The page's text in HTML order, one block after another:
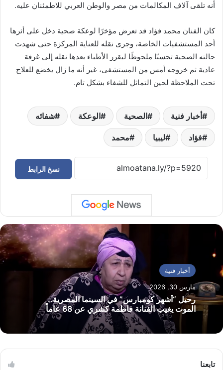
أنه تلقى آلاف المكالمات من مصر والوطن العربي للاطمئنان عليه.
كان الفنان محمد فؤاد قد تعرض مؤخرًا لوعكة صحية دخل على أثرها
أحد المستشفيات الخاصة، وجرى نقله للعناية المركزة حتى شهدت
حالته الصحية تحسنًا ملحوظًا ليقرر الأطباء بعدها نقله إلى غرفة
عادية ثم خروجه أمس من المستشفى، غير أنه ما زال يخضع للعلاج
تحت الملاحظة لحين التماثل للشفاء بشكل تام.
أخبار فنية الصحية الوعكة شفائه
فؤاد ليبيا محمد
نسخ الرابط
أخبار فنية
مارس 30, 2026
رحيل “أشهر كومبارس” في السينما المصرية..
الموت يغيب الفنانة فاطمة كشري عن 68 عاماً
تابعنا